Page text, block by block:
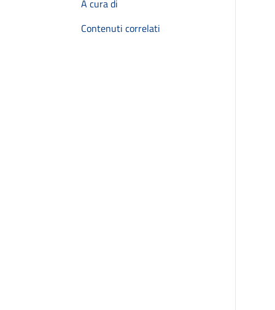
A cura di
Contenuti correlati